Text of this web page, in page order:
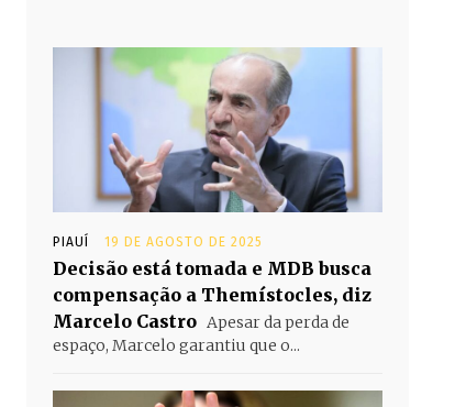
PIAUÍ 19 DE AGOSTO DE 2025
Decisão está tomada e MDB busca
compensação a Themístocles, diz
Marcelo Castro Apesar da perda de
espaço, Marcelo garantiu que o...